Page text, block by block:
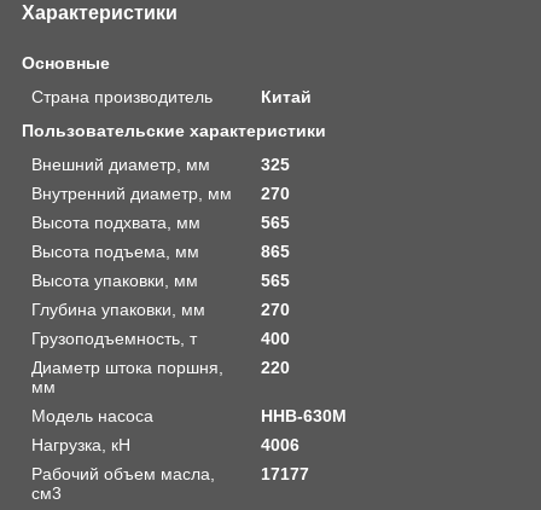
Характеристики
Основные
Страна производитель
Китай
Пользовательские характеристики
Внешний диаметр, мм
325
Внутренний диаметр, мм
270
Высота подхвата, мм
565
Высота подъема, мм
865
Высота упаковки, мм
565
Глубина упаковки, мм
270
Грузоподъемность, т
400
Диаметр штока поршня,
мм
220
Модель насоса
HHB-630M
Нагрузка, кН
4006
Рабочий объем масла,
см3
17177